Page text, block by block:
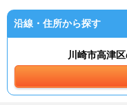
沿線・住所から探す
川崎市高津